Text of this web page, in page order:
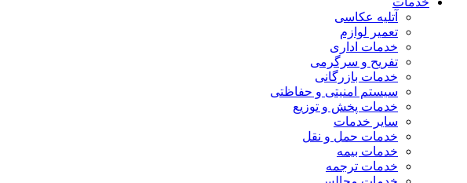
آتلیه عکاسی
تعمیر لوازم
خدمات اداری
تفریح و سرگرمی
خدمات بازرگانی
سیستم امنیتی و حفاظتی
خدمات پخش و توزیع
سایر خدمات
خدمات حمل و نقل
خدمات بیمه
خدمات ترجمه